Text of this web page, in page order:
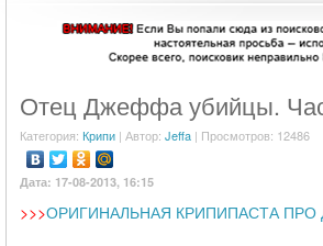
Отец Джеффа убийцы.
Категория: Крипи| Автор: Jeffa| Просмотров: 12486
Дата: 17-08-2013, 16:15
>>>ОРИГИНАЛЬНАЯ КРИПИПАСТА